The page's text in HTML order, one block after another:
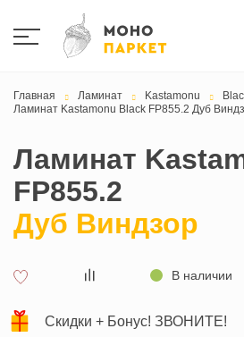
Главная Ламинат Kastamonu
Ламинат Kastamonu Black FP855.2 Дуб
Ламинат
FP855.2
Дуб Виндзор
В наличии
Скидки + Бонус! ЗВОНИТЕ!